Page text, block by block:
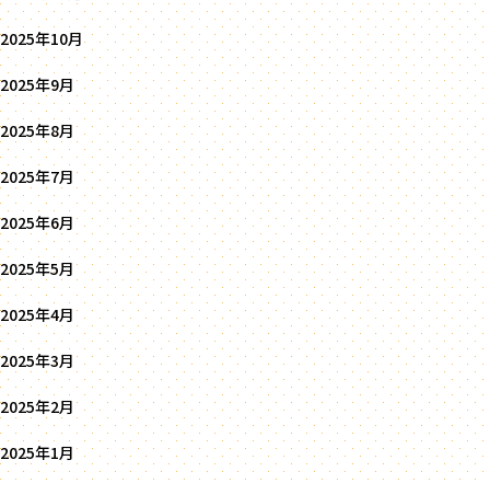
2025年10月
2025年9月
2025年8月
2025年7月
2025年6月
2025年5月
2025年4月
2025年3月
2025年2月
2025年1月